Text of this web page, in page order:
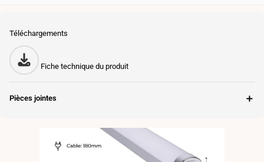
Téléchargements
Fiche technique du produit
Pièces jointes ＋